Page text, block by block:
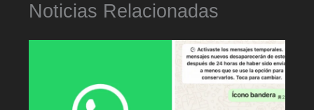
Noticias Relacionadas